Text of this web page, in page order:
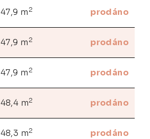
47,9 m 2 prodáno
47,9 m 2 prodáno
47,9 m 2 prodáno
48,4 m2 prodáno
48,3 m2 prodáno